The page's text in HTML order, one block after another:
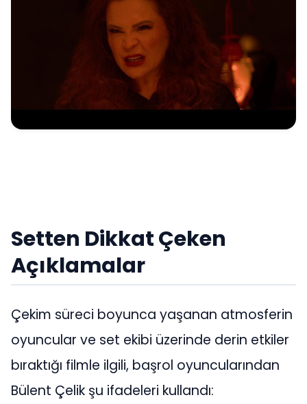
Setten Dikkat Çeken
Açıklamalar
Çekim süreci boyunca yaşanan atmosferin
oyuncular ve set ekibi üzerinde derin etkiler
bıraktığı filmle ilgili, başrol oyuncularından
Bülent Çelik şu ifadeleri kullandı: